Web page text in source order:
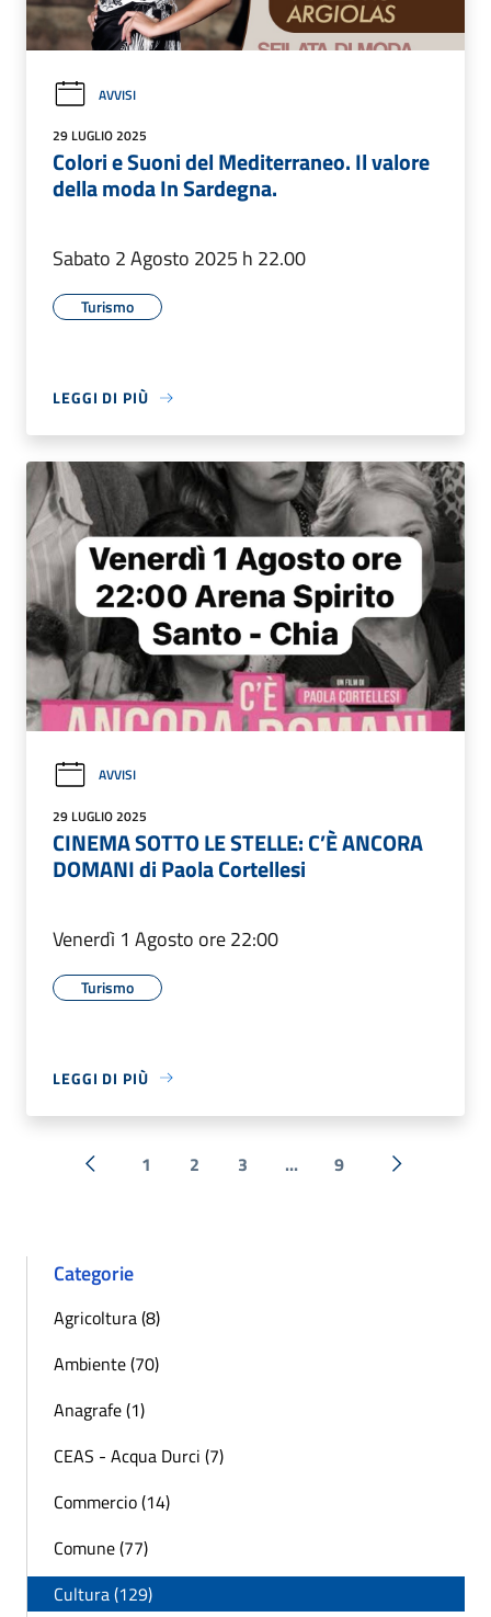
AVVISI
29 LUGLIO 2025
Colori e Suoni del Mediterraneo. Il valore
della moda In Sardegna.
Sabato 2 Agosto 2025 h 22.00
Turismo
LEGGI DI PIÙ
AVVISI
29 LUGLIO 2025
CINEMA SOTTO LE STELLE: C’È ANCORA
DOMANI di Paola Cortellesi
Venerdì 1 Agosto ore 22:00
Turismo
LEGGI DI PIÙ
« Precedente
1 2 3 ... 9 Successiva
Categorie
Agricoltura (8)
Ambiente (70)
Anagrafe (1)
CEAS - Acqua Durci (7)
Commercio (14)
Comune (77)
Cultura (129)